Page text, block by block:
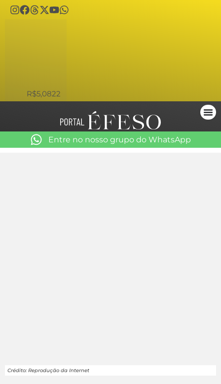
R$5,0822
Entre no nosso grupo do WhatsApp
Crédito: Reprodução da Internet